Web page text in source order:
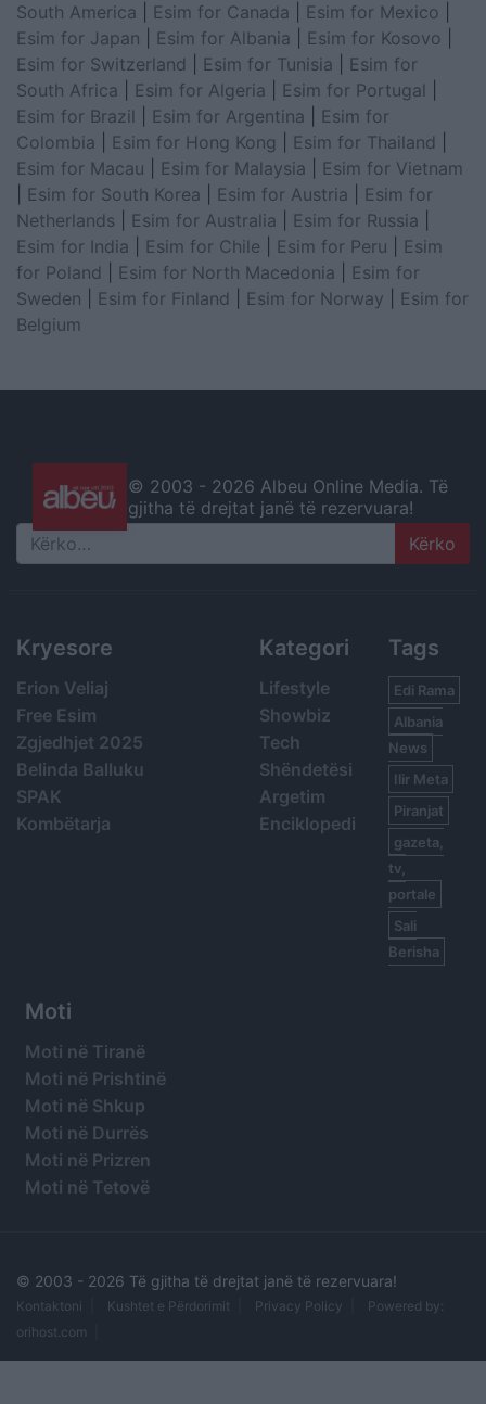
South America
Esim for Canada Esim for Mexico
Esim for Japan
Esim for Albania Esim for Kosovo
Esim for Switzerland
Esim for Tunisia
Esim for
South Africa
Esim for Algeria Esim for Portugal
Esim for Brazil
Esim for Argentina
Esim for
Colombia
Esim for Hong Kong Esim for Thailand
Esim for Macau
Esim for Malaysia
Esim for Vietnam
Esim for South Korea Esim for Austria
Esim for
Netherlands
Esim for Australia Esim for Russia
Esim for India
Esim for Chile Esim for Peru
Esim
for Poland
Esim for North Macedonia
Esim for
Sweden
Esim for Finland Esim for Norway
Esim for
Belgium
© 2003 - 2026 Albeu Online Media. Të
gjitha të drejtat janë të rezervuara!
Search
Kryesore
Erion Veliaj
Free Esim
Zgjedhjet 2025
Belinda Balluku
SPAK
Kombëtarja
Kategori
Lifestyle
Showbiz
Tech
Shëndetësi
Argetim
Enciklopedi
Tags
Edi Rama
Albania
News
Ilir Meta
Piranjat
gazeta,
tv,
portale
Sali
Berisha
Moti
Moti në Tiranë
Moti në Prishtinë
Moti në Shkup
Moti në Durrës
Moti në Prizren
Moti në Tetovë
© 2003 - 2026 Të gjitha të drejtat janë të rezervuara!
Kontaktoni Kushtet e Përdorimit Privacy Policy
Powered by:
orihost.com